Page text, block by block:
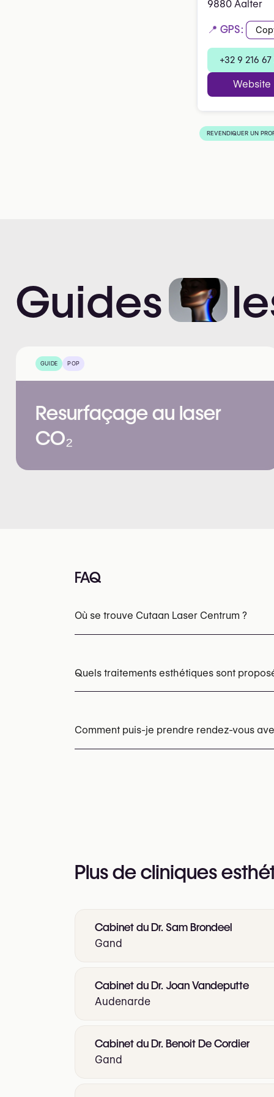
9880 Aalter
📍 GPS:
+32 9 216 67
Website
REVENDIQUER UN
Guides
GUIDE POP
Resurfaçage au laser
CO₂
FAQ
Où se trouve Cutaan Laser Centrum ?
Quels traitements esthétiques sont
Ablation de nævus et lésions cutanées
Comment puis-je prendre rendez-vous
Plus de cliniques
Cabinet du Dr. Sam Brondeel
Gand
Cabinet du Dr. Joan Vandeputte
Audenarde
Cabinet du Dr. Benoit De Cordier
Gand